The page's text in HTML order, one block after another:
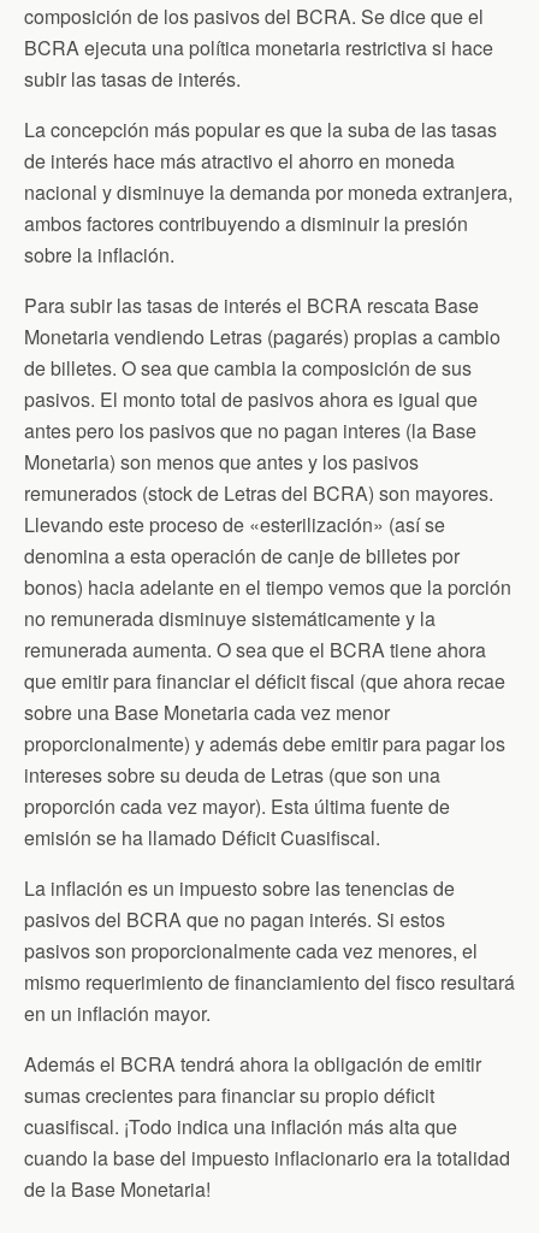
composición de los pasivos del BCRA. Se dice que el
BCRA ejecuta una política monetaria restrictiva si hace
subir las tasas de interés.
La concepción más popular es que la suba de las tasas
de interés hace más atractivo el ahorro en moneda
nacional y disminuye la demanda por moneda extranjera,
ambos factores contribuyendo a disminuir la presión
sobre la inflación.
Para subir las tasas de interés el BCRA rescata Base
Monetaria vendiendo Letras (pagarés) propias a cambio
de billetes. O sea que cambia la composición de sus
pasivos. El monto total de pasivos ahora es igual que
antes pero los pasivos que no pagan interes (la Base
Monetaria) son menos que antes y los pasivos
remunerados (stock de Letras del BCRA) son mayores.
Llevando este proceso de «esterilización» (así se
denomina a esta operación de canje de billetes por
bonos) hacia adelante en el tiempo vemos que la porción
no remunerada disminuye sistemáticamente y la
remunerada aumenta. O sea que el BCRA tiene ahora
que emitir para financiar el déficit fiscal (que ahora recae
sobre una Base Monetaria cada vez menor
proporcionalmente) y además debe emitir para pagar los
intereses sobre su deuda de Letras (que son una
proporción cada vez mayor). Esta última fuente de
emisión se ha llamado Déficit Cuasifiscal.
La inflación es un impuesto sobre las tenencias de
pasivos del BCRA que no pagan interés. Si estos
pasivos son proporcionalmente cada vez menores, el
mismo requerimiento de financiamiento del fisco resultará
en un inflación mayor.
Además el BCRA tendrá ahora la obligación de emitir
sumas crecientes para financiar su propio déficit
cuasifiscal. ¡Todo indica una inflación más alta que
cuando la base del impuesto inflacionario era la totalidad
de la Base Monetaria!